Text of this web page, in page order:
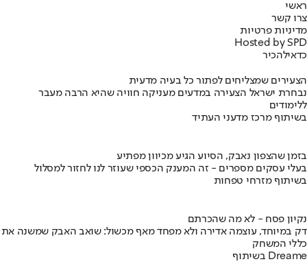
ראשי
צרו קשר
מדיניות פרטיות
Hosted by SPD
כדאילהכיר
הצעירים שמצליחים לפתור כל בעיה מדעית
נבחרת ישראל הצעירה במדעים מעניקה חוויה שהיא הרבה מעבר
ללימודים
בשיתוף מרכז מדעני העתיד
בזמן שהצפון נאבק, הסיוע הגיע מכיוון מפתיע
בעלי עסקים מספרים - זה המענק הכספי שעוזר לנו לחזור למסלול
בשיתוף מזרחי טפחות
נקיון פסח - לא מה שהכרתם
דק במיוחד, עוצמה אדירה ולא מפחד מאף מכשול: שואב האבק שמשנה את
כללי המשחק
בשיתוף Dreame